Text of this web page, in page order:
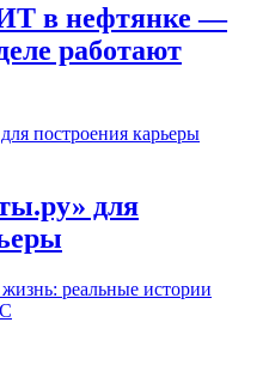
в нефтянке —
работают
для